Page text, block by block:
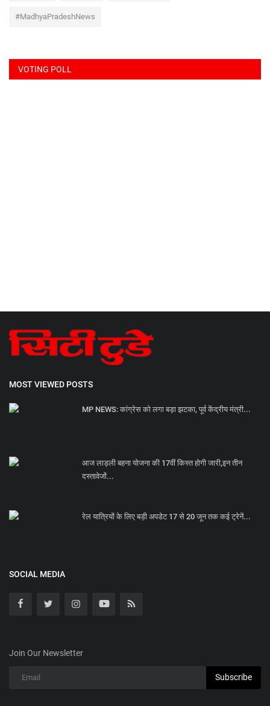
#MadhyaPradeshNews
VOTING POLL
MOST VIEWED POSTS
MP NEWS: कांग्रेस को लगा बड़ा झटका, पूर्व केंद्रीय मंत्री...
आज लाड़ली बहना योजना की 17वीं किस्त होगी जारी,इन तीन
दस्तावेजों...
रेल यात्रियों के लिए बड़ी अपडेट 17 से 20 जून तक कई ट्रेनें...
SOCIAL MEDIA
Join Our Newsletter
Subscribe